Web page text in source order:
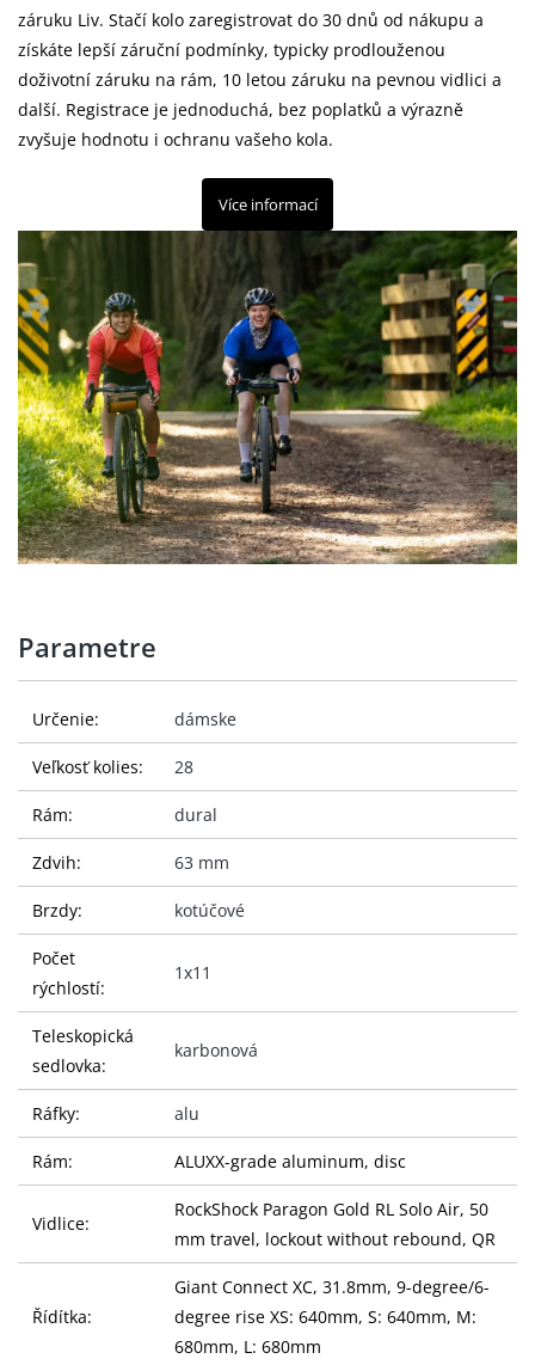
záruku Liv. Stačí kolo zaregistrovat do 30 dnů od nákupu a
získáte lepší záruční podmínky, typicky prodlouženou
doživotní záruku na rám, 10 letou záruku na pevnou vidlici a
další. Registrace je jednoduchá, bez poplatků a výrazně
zvyšuje hodnotu i ochranu vašeho kola.
Více informací
Parametre
Určenie: dámske
Veľkosť kolies: 28
Rám: dural
Zdvih: 63 mm
Brzdy: kotúčové
Počet
rýchlostí:
1x11
Teleskopická
sedlovka:
karbonová
Ráfky: alu
Rám: ALUXX-grade aluminum, disc
Vidlice:
RockShock Paragon Gold RL Solo Air, 50
mm travel, lockout without rebound, QR
Řídítka:
Giant Connect XC, 31.8mm, 9-degree/6-
degree rise XS: 640mm, S: 640mm, M:
680mm, L: 680mm